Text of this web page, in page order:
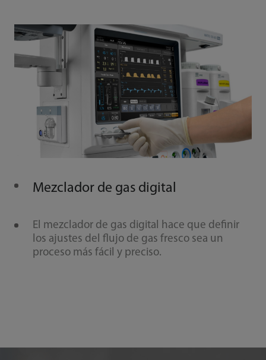
Mezclador de gas digital
El mezclador de gas digital hace que definir
los ajustes del flujo de gas fresco sea un
proceso más fácil y preciso.